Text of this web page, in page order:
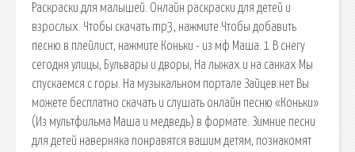
Раскраски для малышей. Онлайн раскраски для детей и
взрослых. Чтобы скачать mp3, нажмите Чтобы добавить
песню в плейлист, нажмите Коньки - из мф Маша. 1 В снегу
сегодня улицы, Бульвары и дворы, На лыжах и на санках Мы
спускаемся с горы. На музыкальном портале Зайцев.нет Вы
можете бесплатно скачать и слушать онлайн песню «Коньки»
(Из мультфильма Маша и медведь) в формате. Зимние песни
для детей наверняка понравятся вашим детям, познакомят